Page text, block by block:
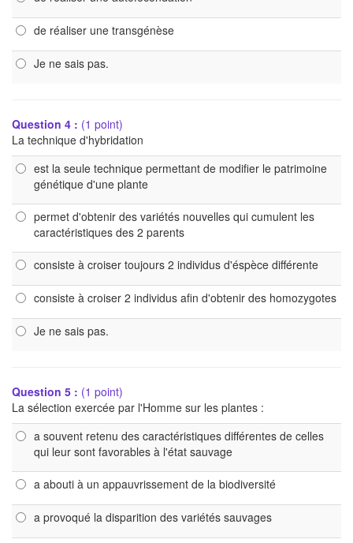
de réaliser une transgénèse
Je ne sais pas.
Question 4 : (1 point)
La technique d'hybridation
est la seule technique permettant de modifier le patrimoine
génétique d'une plante
permet d'obtenir des variétés nouvelles qui cumulent les
caractéristiques des 2 parents
consiste à croiser toujours 2 individus d'éspèce différente
consiste à croiser 2 individus afin d'obtenir des homozygotes
Je ne sais pas.
Question 5 : (1 point)
La sélection exercée par l'Homme sur les plantes :
a souvent retenu des caractéristiques différentes de celles
qui leur sont favorables à l'état sauvage
a abouti à un appauvrissement de la biodiversité
a provoqué la disparition des variétés sauvages